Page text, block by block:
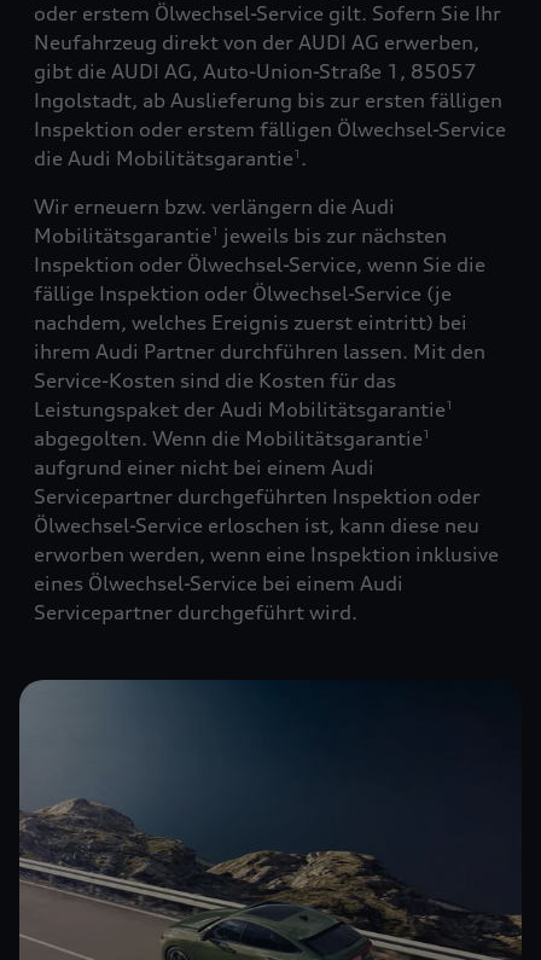
oder erstem Ölwechsel-Service gilt. Sofern Sie Ihr
Neufahrzeug direkt von der AUDI AG erwerben,
gibt die AUDI AG, Auto-Union-Straße 1, 85057
Ingolstadt, ab Auslieferung bis zur ersten fälligen
Inspektion oder erstem fälligen Ölwechsel-Service
die Audi Mobilitätsgarantie1 .
Wir erneuern bzw. verlängern die Audi
Mobilitätsgarantie1
jeweils bis zur nächsten
Inspektion oder Ölwechsel-Service, wenn Sie die
fällige Inspektion oder Ölwechsel-Service (je
nachdem, welches Ereignis zuerst eintritt) bei
ihrem Audi Partner durchführen lassen. Mit den
Service-Kosten sind die Kosten für das
Leistungspaket der Audi Mobilitätsgarantie1
abgegolten. Wenn die Mobilitätsgarantie1
aufgrund einer nicht bei einem Audi
Servicepartner durchgeführten Inspektion oder
Ölwechsel-Service erloschen ist, kann diese neu
erworben werden, wenn eine Inspektion inklusive
eines Ölwechsel-Service bei einem Audi
Servicepartner durchgeführt wird.